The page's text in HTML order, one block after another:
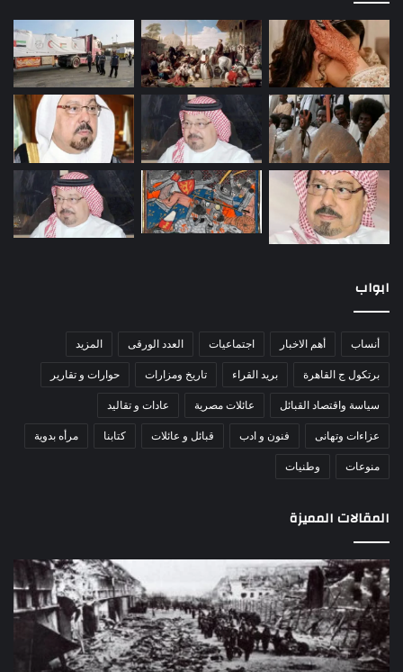
ابواب
أنساب أهم الاخبار اجتماعيات العدد الورقى المزيد
برتكول ج القاهرة بريد القراء تاريخ ومزارات حوارات و تقارير
سياسة واقتصاد القبائل عائلات مصرية عادات و تقاليد
عزاءات وتهانى فنون و ادب قبائل و عائلات كتابنا مرأه بدوية
منوعات وطنيات
المقالات المميزة
اللواء
دكتور
راضي
عبدالمعطي
يكتب:
30